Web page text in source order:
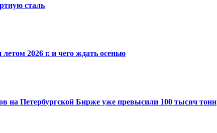
сталь
2026 г. и чего ждать осенью
на Петербургской Бирже уже превысили 100 тысяч тонн